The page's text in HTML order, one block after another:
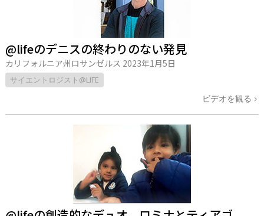
@lifeのデニスの終わりのない発見
カリフォルニア州ロサンゼルス 2023年1月5日
サイエントロジスト@LIFE
ビデオを観る